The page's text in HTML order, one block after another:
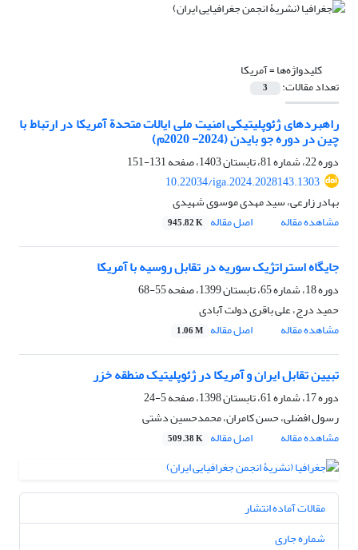
کلیدواژه‌ها =آمریکا
تعداد مقالات: 3
راهبردهای ژئوپلیتیکی امنیت ملی ایالات متحدة آمریکا در ارتباط با
چین در دوره جو بایدن (2024- 2020م)
دوره 22، شماره 81، تابستان 1403، صفحه
131-151
10.22034/iga.2024.2028143.1303
بهادر زارعی، سید مهدی موسوی شهیدی
مشاهده مقاله
اصل مقاله 945.82 K
جایگاه استراتژیک سوریه در تقابل روسیه با آمریکا
دوره 18، شماره 65، تابستان 1399، صفحه
55-68
حمید درج، علی باقری دولت آبادی
مشاهده مقاله
اصل مقاله 1.06 M
تبیین تقابل ایران و آمریکا در ژئوپلیتیک منطقه خزر
دوره 17، شماره 61، تابستان 1398، صفحه
5-24
رسول افضلی، حسن کامران، محمدحسین دشتی
مشاهده مقاله
اصل مقاله 509.38 K
مقالات آماده انتشار
شماره جاری